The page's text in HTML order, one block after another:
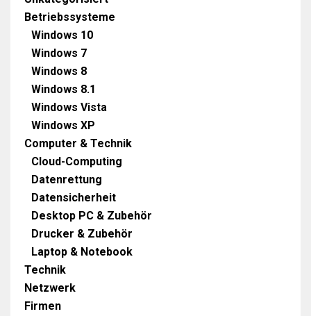
Betriebssysteme
Windows 10
Windows 7
Windows 8
Windows 8.1
Windows Vista
Windows XP
Computer & Technik
Cloud-Computing
Datenrettung
Datensicherheit
Desktop PC & Zubehör
Drucker & Zubehör
Laptop & Notebook
Technik
Netzwerk
Firmen